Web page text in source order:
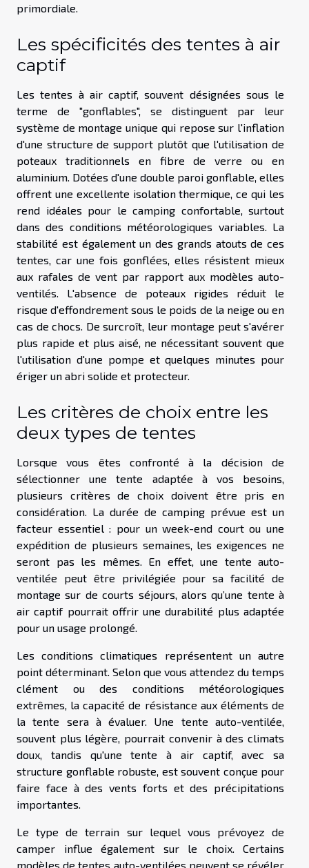
primordiale.
Les spécificités des tentes à air
captif
Les tentes à air captif, souvent désignées sous le
terme de "gonflables", se distinguent par leur
système de montage unique qui repose sur l'inflation
d'une structure de support plutôt que l'utilisation de
poteaux traditionnels en fibre de verre ou en
aluminium. Dotées d'une double paroi gonflable, elles
offrent une excellente isolation thermique, ce qui les
rend idéales pour le camping confortable, surtout
dans des conditions météorologiques variables. La
stabilité est également un des grands atouts de ces
tentes, car une fois gonflées, elles résistent mieux
aux rafales de vent par rapport aux modèles auto-
ventilés. L'absence de poteaux rigides réduit le
risque d'effondrement sous le poids de la neige ou en
cas de chocs. De surcroît, leur montage peut s'avérer
plus rapide et plus aisé, ne nécessitant souvent que
l'utilisation d'une pompe et quelques minutes pour
ériger un abri solide et protecteur.
Les critères de choix entre les
deux types de tentes
Lorsque vous êtes confronté à la décision de
sélectionner une tente adaptée à vos besoins,
plusieurs critères de choix doivent être pris en
considération. La durée de camping prévue est un
facteur essentiel : pour un week-end court ou une
expédition de plusieurs semaines, les exigences ne
seront pas les mêmes. En effet, une tente auto-
ventilée peut être privilégiée pour sa facilité de
montage sur de courts séjours, alors qu’une tente à
air captif pourrait offrir une durabilité plus adaptée
pour un usage prolongé.
Les conditions climatiques représentent un autre
point déterminant. Selon que vous attendez du temps
clément ou des conditions météorologiques
extrêmes, la capacité de résistance aux éléments de
la tente sera à évaluer. Une tente auto-ventilée,
souvent plus légère, pourrait convenir à des climats
doux, tandis qu'une tente à air captif, avec sa
structure gonflable robuste, est souvent conçue pour
faire face à des vents forts et des précipitations
importantes.
Le type de terrain sur lequel vous prévoyez de
camper influe également sur le choix. Certains
modèles de tentes auto-ventilées peuvent se révéler